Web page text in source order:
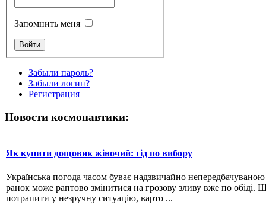
Запомнить меня
Забыли пароль?
Забыли логин?
Регистрация
Новости космонавтики:
Як купити дощовик жіночий: гід по вибору
Українська погода часом буває надзвичайно
ранок може раптово змінитися на грозову зливу вже по обіді.
потрапити у незручну ситуацію, варто ...